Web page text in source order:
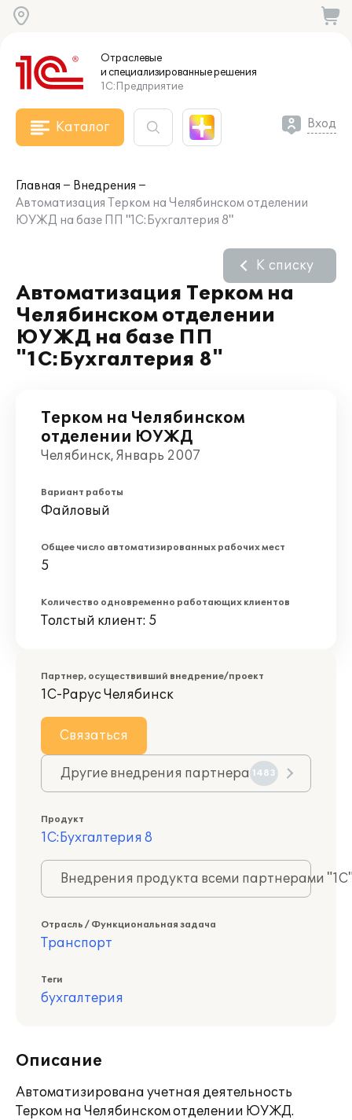
Отраслевые
и специализированныерешения
1С:Предприятие
Каталог Вход
Главная
Внедрения
Автоматизация Терком на Челябинском отделении
ЮУЖД на базе ПП "1С:Бухгалтерия 8"
Автоматизация Терком на
Челябинском отделении
ЮУЖД на базе ПП
"1С:Бухгалтерия 8"
К списку
Терком на Челябинском
отделении ЮУЖД
Челябинск, Январь 2007
Вариант работы
Файловый
Общее число автоматизированных рабочих мест
5
Количество одновременно работающих клиентов
Толстый клиент: 5
Партнер, осуществивший внедрение/проект
1С-Рарус Челябинск
Связаться
Другие внедрения партнера 1483
Продукт
1С:Бухгалтерия 8
Внедрения продукта всеми партнерами
Отрасль / Функциональная задача
Транспорт
Теги
бухгалтерия
Описание
Автоматизирована учетная деятельность
Терком на Челябинском отделении ЮУЖД.